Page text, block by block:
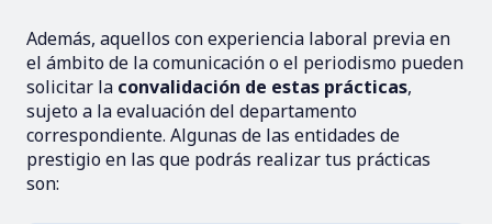
Además, aquellos con experiencia laboral previa en
el ámbito de la comunicación o el periodismo pueden
solicitar la convalidación de estas prácticas,
sujeto a la evaluación del departamento
correspondiente. Algunas de las entidades de
prestigio en las que podrás realizar tus prácticas
son: